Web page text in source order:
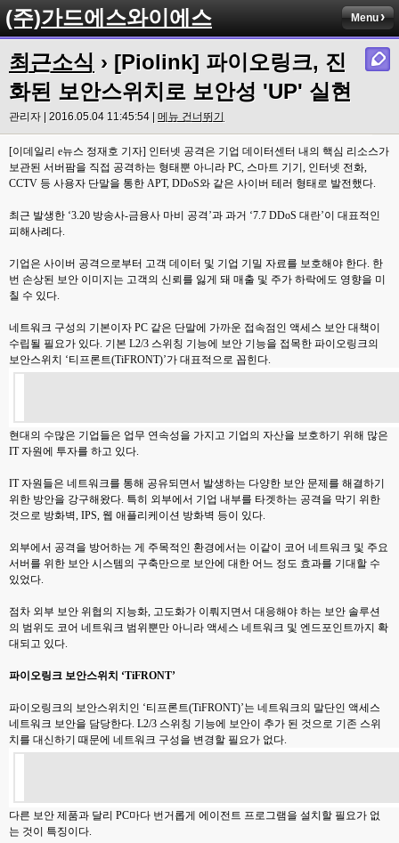
(주)가드에스와이에스 Menu
최근소식 › [Piolink] 파이오링크, 진
화된 보안스위치로 보안성 'UP' 실현
관리자 | 2016.05.04 11:45:54 | 메뉴 건너뛰기
[이데일리 e뉴스 정재호 기자] 인터넷 공격은 기업 데이터센터 내의 핵심 리소스가
보관된 서버팜을 직접 공격하는 형태뿐 아니라 PC, 스마트 기기, 인터넷 전화,
CCTV 등 사용자 단말을 통한 APT, DDoS와 같은 사이버 테러 형태로 발전했다.
최근 발생한 ‘3.20 방송사-금융사 마비 공격’과 과거 ‘7.7 DDoS 대란’이 대표적인
피해사례다.
기업은 사이버 공격으로부터 고객 데이터 및 기업 기밀 자료를 보호해야 한다. 한
번 손상된 보안 이미지는 고객의 신뢰를 잃게 돼 매출 및 주가 하락에도 영향을 미
칠 수 있다.
네트워크 구성의 기본이자 PC 같은 단말에 가까운 접속점인 액세스 보안 대책이
수립될 필요가 있다. 기본 L2/3 스위칭 기능에 보안 기능을 접목한 파이오링크의
보안스위치 ‘티프론트(TiFRONT)’가 대표적으로 꼽힌다.
현대의 수많은 기업들은 업무 연속성을 가지고 기업의 자산을 보호하기 위해 많은
IT 자원에 투자를 하고 있다.
IT 자원들은 네트워크를 통해 공유되면서 발생하는 다양한 보안 문제를 해결하기
위한 방안을 강구해왔다. 특히 외부에서 기업 내부를 타겟하는 공격을 막기 위한
것으로 방화벽, IPS, 웹 애플리케이션 방화벽 등이 있다.
외부에서 공격을 방어하는 게 주목적인 환경에서는 이같이 코어 네트워크 및 주요
서버를 위한 보안 시스템의 구축만으로 보안에 대한 어느 정도 효과를 기대할 수
있었다.
점차 외부 보안 위협의 지능화, 고도화가 이뤄지면서 대응해야 하는 보안 솔루션
의 범위도 코어 네트워크 범위뿐만 아니라 액세스 네트워크 및 엔드포인트까지 확
대되고 있다.
파이오링크 보안스위치 ‘TiFRONT’
파이오링크의 보안스위치인 ‘티프론트(TiFRONT)’는 네트워크의 말단인 액세스
네트워크 보안을 담당한다. L2/3 스위칭 기능에 보안이 추가 된 것으로 기존 스위
치를 대신하기 때문에 네트워크 구성을 변경할 필요가 없다.
다른 보안 제품과 달리 PC마다 번거롭게 에이전트 프로그램을 설치할 필요가 없
는 것이 특징이다.